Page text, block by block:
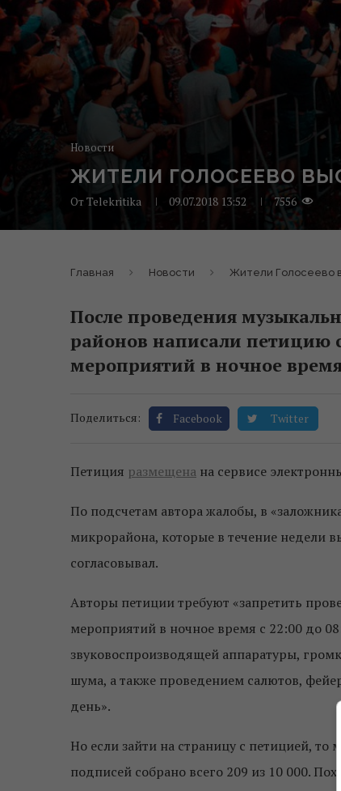
Новости
ЖИТЕЛИ ГОЛОСЕЕВО
ОтTelekritika 09.07.2018 13:52 7556
Главная Новости Жители Голосеево
После проведения
районов написали петицию
мероприятий в ночное
Поделиться: Facebook Twitter
Петиция размещена на сервисе
По подсчетам автора жалобы, в
микрорайона, которые в течение недели
согласовывал.
Авторы петиции требуют «запретить
мероприятий в ночное время с 22:00 до
звуковоспроизводящей аппаратуры,
шума, а также проведением салютов,
день».
Но если зайти на страницу с петицией, то
подписей собрано всего 209 из 10 000.